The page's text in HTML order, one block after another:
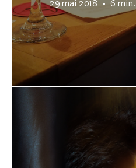
29 mai 2018 6 min.